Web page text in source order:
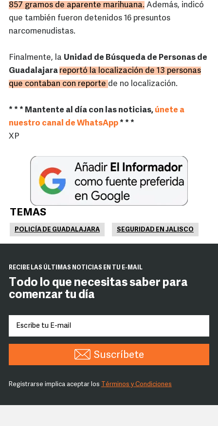
857 gramos de aparente marihuana. Además, indicó
que también fueron detenidos 16 presuntos
narcomenudistas.
Finalmente, la Unidad de Búsqueda de Personas de
Guadalajara reportó la localización de 13 personas
que contaban con reporte de no localización.
* * * Mantente al día con las noticias, únete a
nuestro canal de WhatsApp* * *
XP
TEMAS
POLICÍA DE GUADALAJARA SEGURIDAD EN JALISCO
RECIBE LAS ÚLTIMAS NOTICIAS EN TU E-MAIL
Todo lo que necesitas saber para
comenzar tu día
Suscríbete
Registrarse implica aceptar los Términos y Condiciones